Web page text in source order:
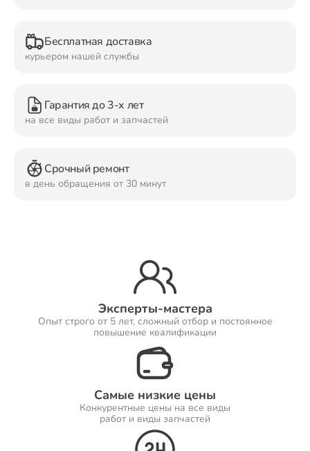
Бесплатная доставка
курьером нашей службы
Гарантия до 3-х лет
на все виды работ и запчастей
Срочный ремонт
в день обращения от 30 минут
Эксперты-мастера
Опыт строго от 5 лет, сложный отбор и постоянное
повышение квалификации
Самые низкие цены
Конкурентные цены на все виды
работ и виды запчастей
Ремонт Принтеров
Ремонт Саундбаров
Ремонт VR систем